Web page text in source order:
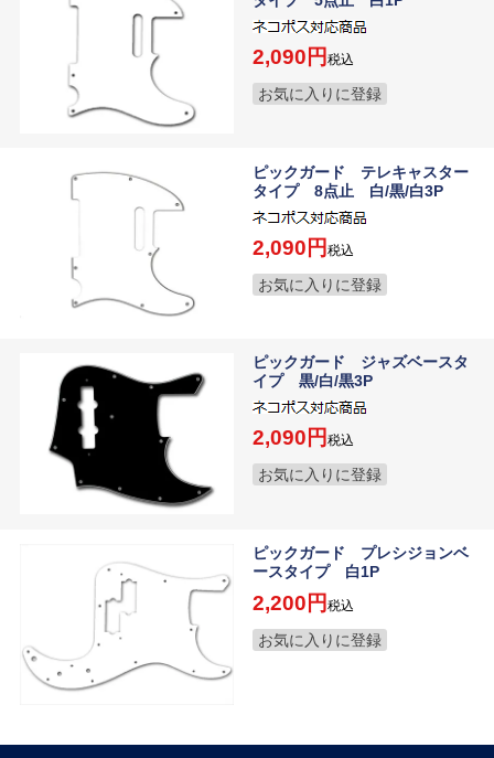
2,090 税込
お気に入りに登録
ピックガード テレキャスター
タイプ 8点止 白/黒/白3P
2,090 税込
お気に入りに登録
ピックガード ジャズベースタ
イプ 黒/白/黒3P
2,090 税込
お気に入りに登録
ピックガード プレシジョンベ
ースタイプ 白1P
2,200 税込
お気に入りに登録